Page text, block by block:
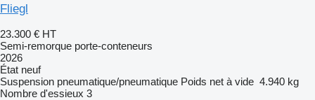
Fliegl
23.300 € HT
Semi-remorque porte-conteneurs
2026
État neuf
Suspension pneumatique/pneumatique Poids net à vide 4.940 kg
Nombre d'essieux 3